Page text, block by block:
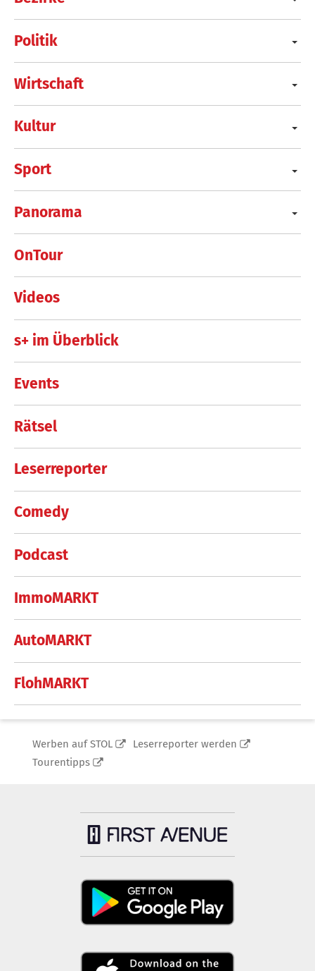
Politik
Wirtschaft
Kultur
Sport
Panorama
OnTour
Videos
s+ im Überblick
Events
Rätsel
Leserreporter
Comedy
Podcast
ImmoMARKT
AutoMARKT
FlohMARKT
Werben auf STOL
Leserreporter werden
Tourentipps